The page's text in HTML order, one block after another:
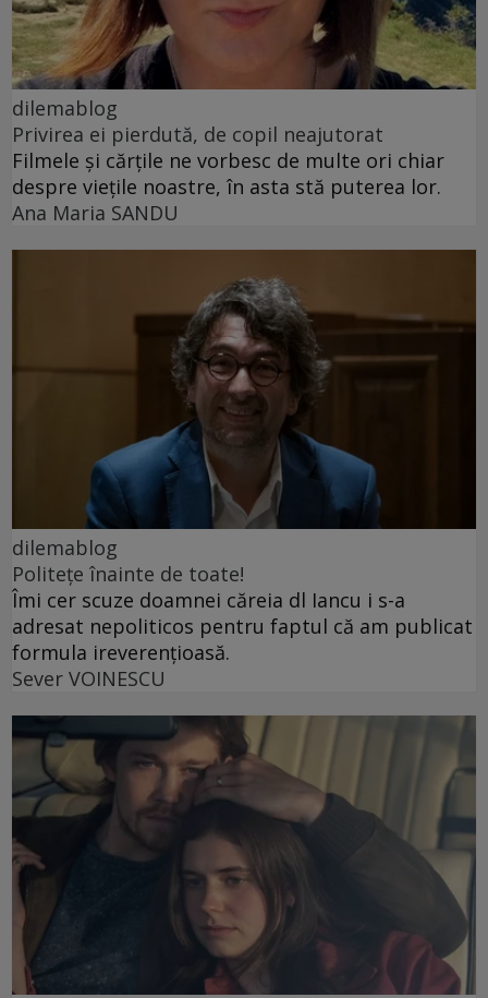
dilemablog
Privirea ei pierdută, de copil neajutorat
Filmele și cărțile ne vorbesc de multe ori chiar
despre viețile noastre, în asta stă puterea lor.
Ana Maria SANDU
dilemablog
Politețe înainte de toate!
Îmi cer scuze doamnei căreia dl Iancu i s-a
adresat nepoliticos pentru faptul că am publicat
formula ireverențioasă.
Sever VOINESCU